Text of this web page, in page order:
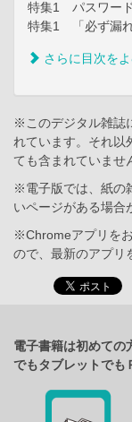
特集1 パスワー
特集1 「必ず漏
さらに目次を
※このデジタル雑誌
れています。それ以
ても含まれていませ
※電子版では、紙の
いページがある場合
※Chromeアプリを
ので、最新のアプリ
電子書籍は初めての
でもタブレットでも